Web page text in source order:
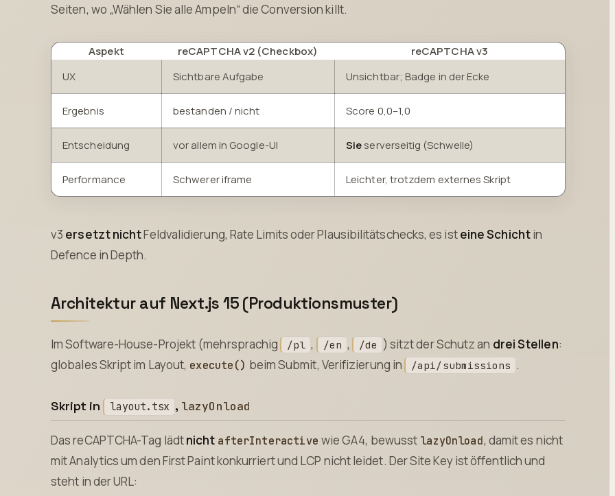
Seiten, wo „Wählen Sie alle Ampeln“ die Conversion killt.
Aspekt reCAPTCHA v2 (Checkbox)
reCAPTCHA v3
UX
Sichtbare Aufgabe Unsichtbar; Badge in der Ecke
Ergebnis bestanden / nicht Score 0,0–1,0
Entscheidung vor allem in Google-UI Sieserverseitig (Schwelle)
Performance Schwerer iframe Leichter, trotzdem externes Skript
v3 ersetzt nichtFeldvalidierung, Rate Limits oder Plausibilitätschecks, es isteine Schichtin
Defence in Depth.
Architektur auf Next.js 15 (Produktionsmuster)
Im Software-House-Projekt (mehrsprachig /pl , /en , /de ) sitzt der Schutz an drei Stellen:
globales Skript im Layout, execute() beim Submit, Verifizierung in /api/submissions .
Skript in layout.tsx , lazyOnload
Das reCAPTCHA-Tag lädtnicht afterInteractive wie GA4, bewusst lazyOnload, damit es nicht
mit Analytics um den First Paint konkurriert und LCP nicht leidet. Der Site Key ist öffentlich und
steht in der URL: